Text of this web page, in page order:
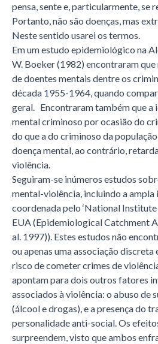
pensa, sente e, particularmente, se
Portanto, não são doenças, mas
Neste sentido usarei os termos.
Em um estudo epidemiológico na
W. Boeker (1982) encontraram que
de doentes mentais dentre os
década 1955-1964, quando
geral. Encontraram também que a
mental criminoso por ocasião do
do que a do criminoso da
doença mental, ao contrário,
violência.
Seguiram-se inúmeros estudos
mental-violência, incluindo a ampla
coordenada pelo ‘National
EUA (Epidemiological Catchment
al. 1997)). Estes estudos não
ou apenas uma associação discreta
risco de cometer crimes de
apontam para dois outros fatores
associados à violência: o abuso de
(álcool e drogas), e a presença do
personalidade anti-social. Os
surpreendem, visto que ambos